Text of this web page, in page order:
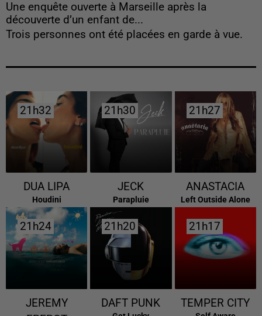
Une enquête ouverte à Marseille après la
découverte d’un enfant de...
Trois personnes ont été placées en garde à vue.
21h32
21h32
DUA LIPA
Houdini
21h30
21h30
JECK
Parapluie
21h27
21h27
ANASTACIA
Left Outside Alone
21h24
21h24
JEREMY
21h20
21h20
DAFT PUNK
21h17
21h17
TEMPER CITY